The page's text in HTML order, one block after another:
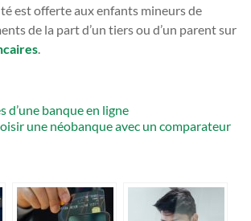
est offerte aux enfants mineurs de
de la part d’un tiers ou d’un parent sur
.
d’une banque en ligne
une néobanque avec un comparateur